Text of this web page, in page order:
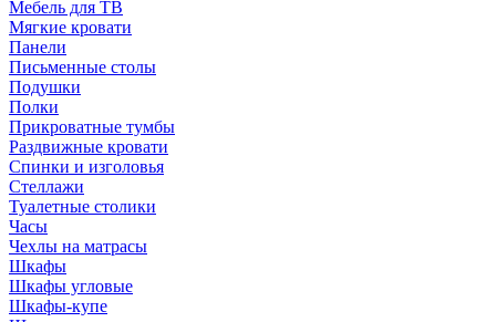
Мебель для ТВ
Мягкие кровати
Панели
Письменные столы
Подушки
Полки
Прикроватные тумбы
Раздвижные кровати
Спинки и изголовья
Стеллажи
Туалетные столики
Часы
Чехлы на матрасы
Шкафы
Шкафы угловые
Шкафы-купе